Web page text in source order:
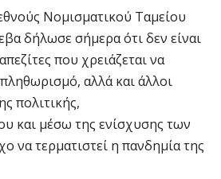
Νομισματικού Ταμείου
δήλωσε σήμερα ότι δεν είναι
που χρειάζεται να
αλλά και άλλοι
πολιτικής,
και μέσω της ενίσχυσης των
να τερματιστεί η πανδημία της